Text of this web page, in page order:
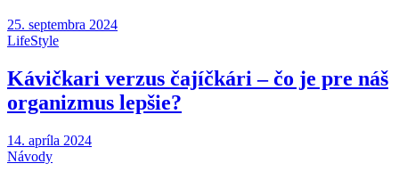
25. septembra 2024
LifeStyle
Kávičkari verzus čajíčkári – čo je pre náš
organizmus lepšie?
14. apríla 2024
Návody